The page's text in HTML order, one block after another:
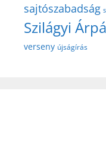
sajtószabadság
Szilágyi
verseny újságírás